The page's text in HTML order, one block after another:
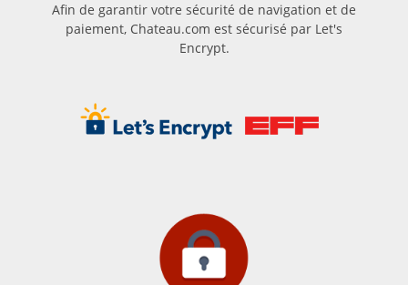
Afin de garantir votre sécurité de navigation et de
paiement, Chateau.com est sécurisé par Let's
Encrypt.